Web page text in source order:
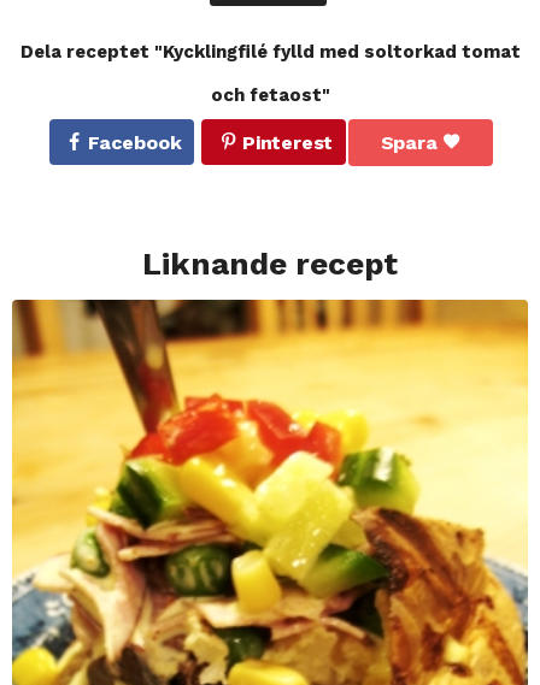
Dela receptet "Kycklingfilé fylld med soltorkad tomat
och fetaost"
Facebook Pinterest Spara
Liknande recept